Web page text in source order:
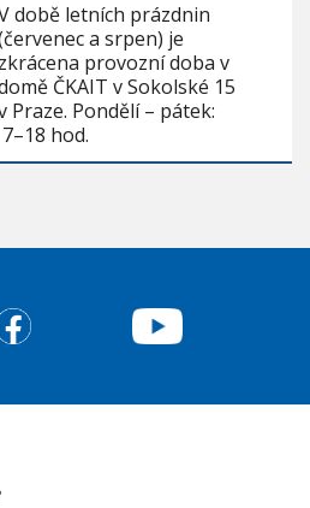
době letních prázdnin
a srpen) je
zkrácena provozní doba v
ČKAIT v Sokolské 15
Praze. Pondělí – pátek:
7–18 hod.